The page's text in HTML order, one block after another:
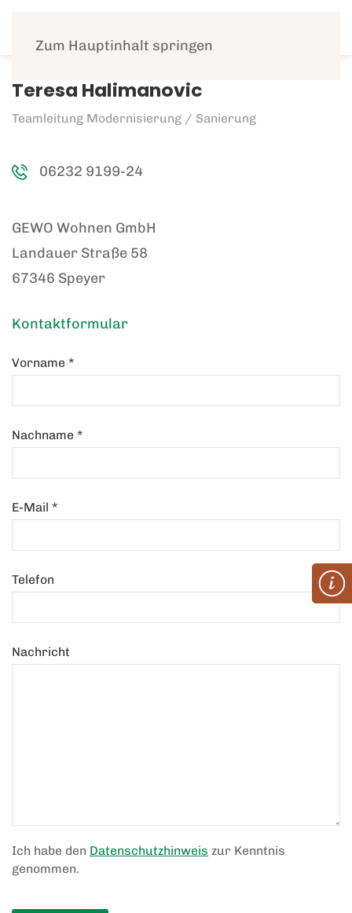
Zum Hauptinhalt springen
Teresa Halimanovic
Teamleitung Modernisierung / Sanierung
06232 9199-24
GEWO Wohnen GmbH
Landauer Straße 58
67346 Speyer
Kontaktformular
Vorname *
Nachname *
E-Mail *
Telefon
Nachricht
Ich habe den Datenschutzhinweis zur Kenntnis
genommen.